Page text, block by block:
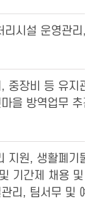
리시설 운영관리,
중장비 등 유지관
을 방역업무 추진
지원, 생활폐기물
기간제 채용 및
리, 팀서무 및 예